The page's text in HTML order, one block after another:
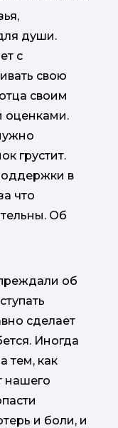
души.
с
свою
своим
оценками.
грустит.
в
что
Об
об
сделает
Иногда
тем, как
нашего
и боли, и